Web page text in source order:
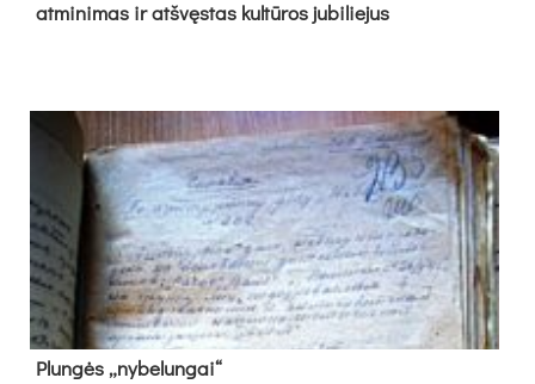
at­mi­ni­mas ir at­švęs­tas kul­tū­ros ju­bi­lie­jus
Plun­gės „ny­be­lun­gai“